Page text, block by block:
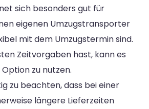
sich besonders gut für
eigenen Umzugstransporter
mit dem Umzugstermin sind.
Zeitvorgaben hast, kann es
zu nutzen.
zu beachten, dass bei einer
längere Lieferzeiten